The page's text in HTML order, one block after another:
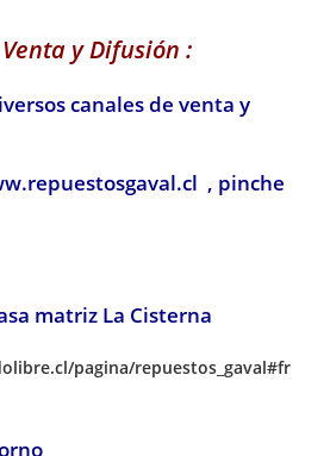
y Difusión :
canales de venta y
, pinche
matriz La Cisterna
pagina/repuestos_gaval#fr